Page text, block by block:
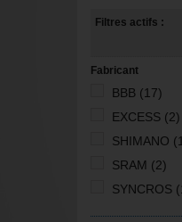
Filtres actifs :
Fabricant
BBB (17)
EXCESS (2)
SHIMANO
SRAM (2)
SYNCROS